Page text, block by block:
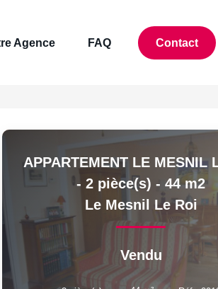
Agence FAQ Contact
APPARTEMENT LE MESNIL
- 2 pièce(s) - 44 m2
Le Mesnil Le Roi
Vendu